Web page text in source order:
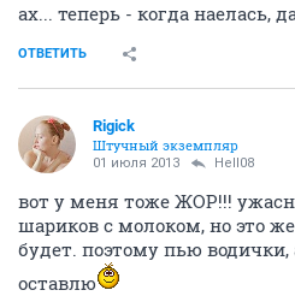
ах... теперь - когда наелась,
ОТВЕТИТЬ
Rigick
Штучный экземпляр
01 июля 2013 Hell08
вот у меня тоже ЖОР!!!
шариков с молоком, но это
будет. поэтому пью
оставлю